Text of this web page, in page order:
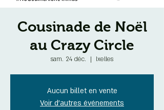
Cousinade de Noël
au Crazy Circle
sam. 24 déc.
  |
Ixelles
Aucun billet en vente
Voir d'autres événements